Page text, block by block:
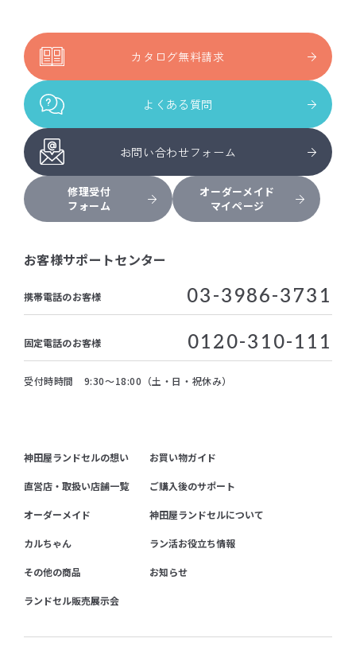
カタログ無料請求
よくある質問
お問い合わせフォーム
修理受付
フォーム
オーダーメイド
マイページ
お客様サポートセンター
携帯電話のお客様 03-3986-3731
固定電話のお客様 0120-310-111
受付時時間 9:30～18:00（土・日・祝休み）
神田屋ランドセルの想い
直営店・取扱い店舗一覧
オーダーメイド
カルちゃん
その他の商品
ランドセル販売展示会
お買い物ガイド
ご購入後のサポート
神田屋ランドセルについて
ラン活お役立ち情報
お知らせ